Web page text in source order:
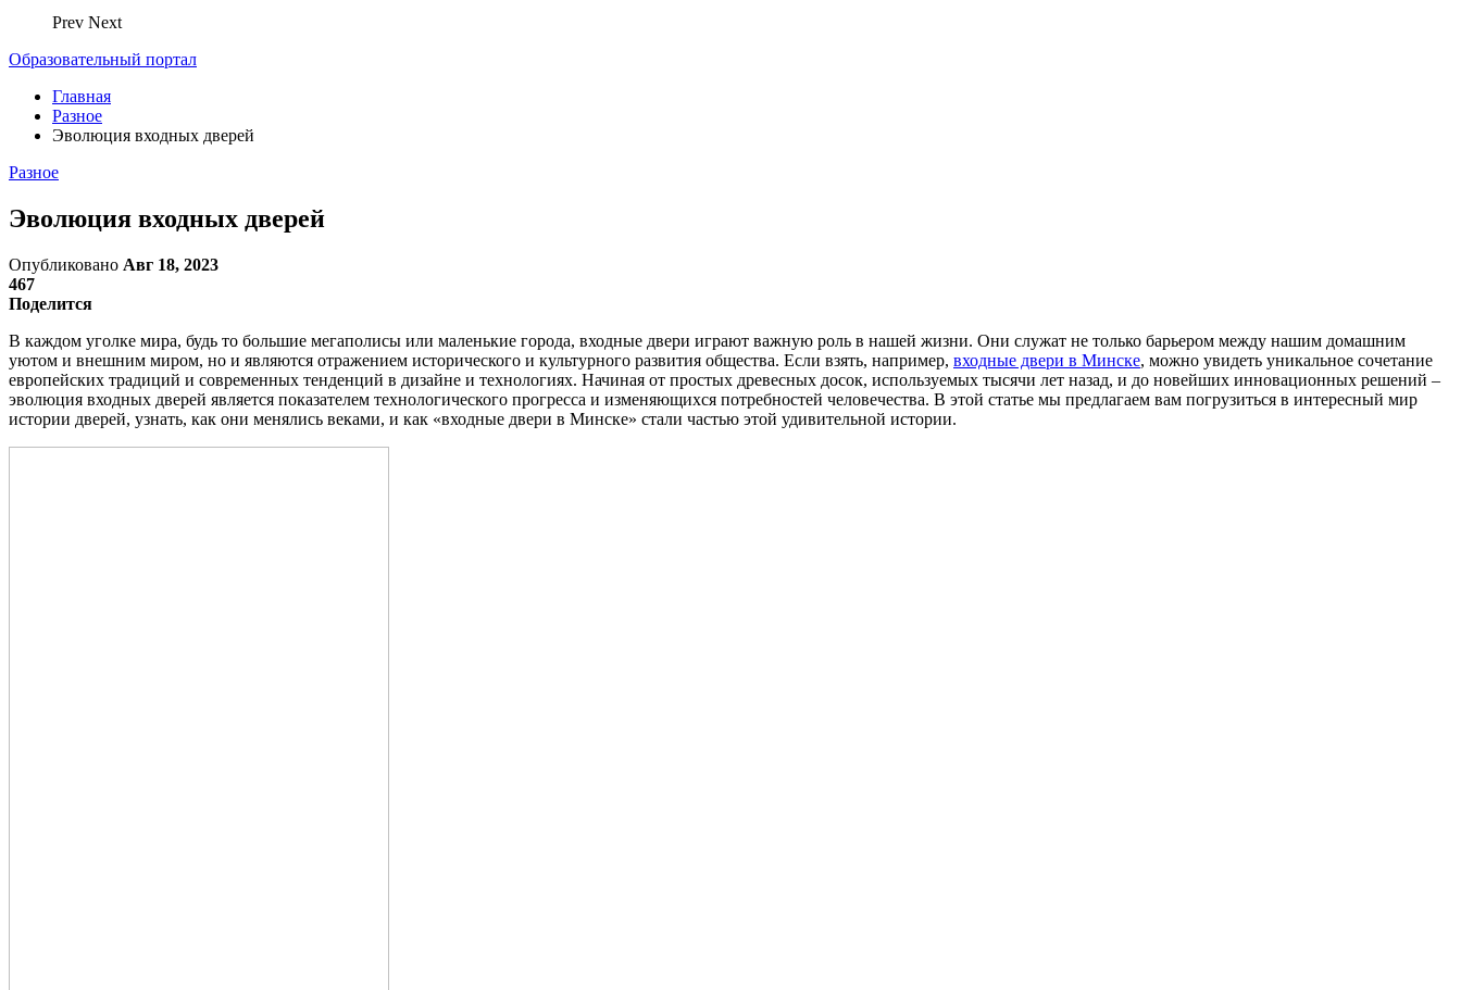
Prev Next
Образовательный портал
Главная
Разное
Эволюция входных дверей
Разное
Эволюция входных дверей
Опубликовано Авг 18, 2023
467
Поделится
В каждом уголке мира, будь то большие мегаполисы или маленькие города, входные двери играют важную роль в нашей жизни. Они служат не только барьером между нашим домашним
уютом и внешним миром, но и являются отражением исторического и культурного развития общества. Если взять, например, входные двери в Минске, можно увидеть уникальное сочетание
европейских традиций и современных тенденций в дизайне и технологиях. Начиная от простых древесных досок, используемых тысячи лет назад, и до новейших инновационных решений –
эволюция входных дверей является показателем технологического прогресса и изменяющихся потребностей человечества. В этой статье мы предлагаем вам погрузиться в интересный мир
истории дверей, узнать, как они менялись веками, и как «входные двери в Минске» стали частью этой удивительной истории.